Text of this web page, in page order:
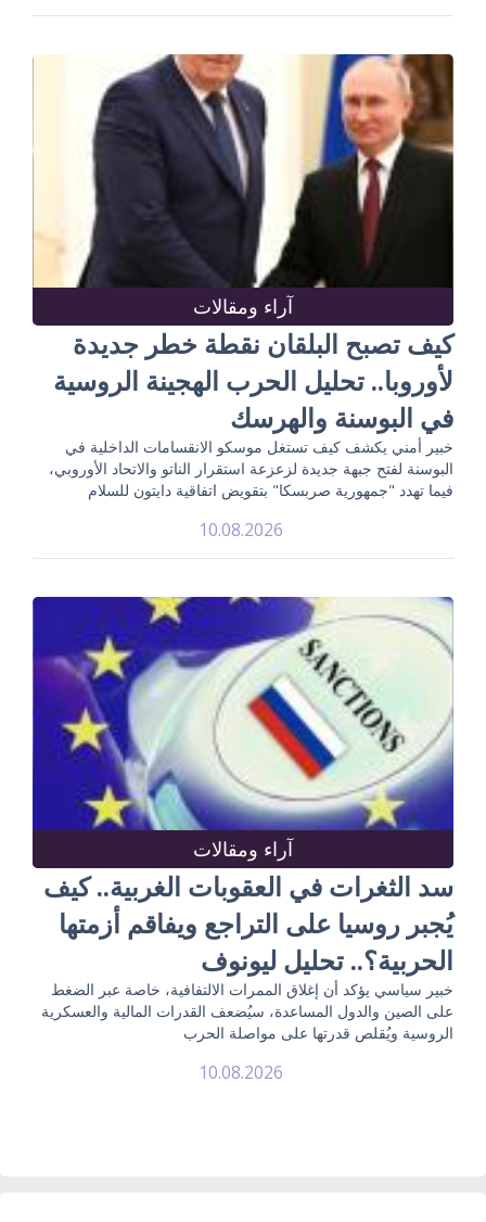
آراء ومقالات
كيف تصبح البلقان نقطة خطر جديدة
لأوروبا.. تحليل الحرب الهجينة الروسية
في البوسنة والهرسك
خبير أمني يكشف كيف تستغل موسكو الانقسامات الداخلية في
البوسنة لفتح جبهة جديدة لزعزعة استقرار الناتو والاتحاد الأوروبي،
فيما تهدد "جمهورية صربسكا" بتقويض اتفاقية دايتون للسلام
10.08.2026
آراء ومقالات
سد الثغرات في العقوبات الغربية.. كيف
يُجبر روسيا على التراجع ويفاقم أزمتها
الحربية؟.. تحليل ليونوف
خبير سياسي يؤكد أن إغلاق الممرات الالتفافية، خاصة عبر الضغط
على الصين والدول المساعدة، سيُضعف القدرات المالية والعسكرية
الروسية ويُقلص قدرتها على مواصلة الحرب
10.08.2026